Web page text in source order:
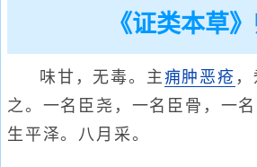
《证类本草
味甘，无毒。主痈肿恶疮
之。一名臣尧，一名臣骨，一名
生平泽。八月采。